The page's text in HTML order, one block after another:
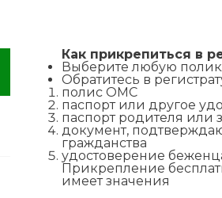
Как прикрепиться в
Выберите любую
Обратитесь в
полис ОМС
паспорт или другое
паспорт родителя или
документ,
гражданства
удостоверение
Прикрепление
имеет значения